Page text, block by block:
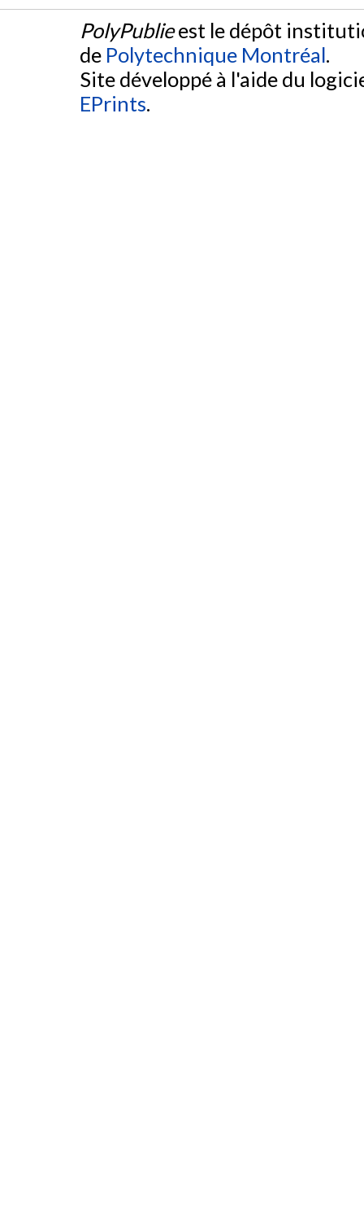
PolyPublieest le dépôt
de Polytechnique Montréal.
Site développé à l'aide du
EPrints.